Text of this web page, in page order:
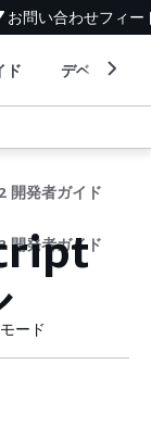
お問い合わせフィー
ド デベロッパ
開発者ガイド
開発者ガイド
ード